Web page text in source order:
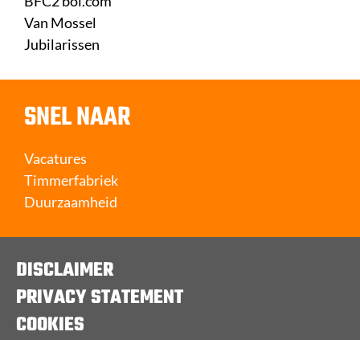
Van Mossel
Jubilarissen
SNEL NAAR
Vacatures
Timmerfabriek
Duurzaamheid
DISCLAIMER
PRIVACY STATEMENT
COOKIES